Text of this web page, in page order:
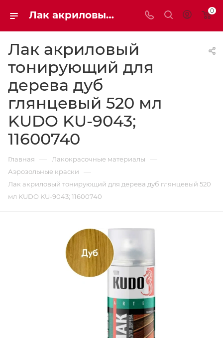
Лак акриловый тонирующий для дерева дуб глянцевый 520 мл KUDO KU-9043; 11600740 | Мaxim-stroy 0
Лак акриловый
тонирующий для
дерева дуб
глянцевый 520 мл
KUDO KU-9043;
11600740
Главная — Лакокрасочные материалы —
Аэрозольные краски —
Лак акриловый тонирующий для дерева дуб глянцевый 520
мл KUDO KU-9043; 11600740